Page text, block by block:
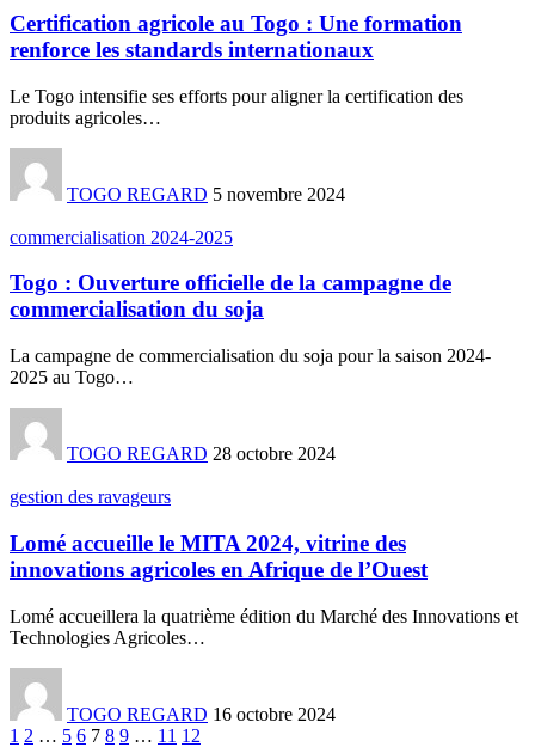
Certification agricole au Togo : Une formation
renforce les standards internationaux
Le Togo intensifie ses efforts pour aligner la certification des
produits agricoles…
TOGO REGARD 5 novembre 2024
commercialisation 2024-2025
Togo : Ouverture officielle de la campagne de
commercialisation du soja
La campagne de commercialisation du soja pour la saison 2024-
2025 au Togo…
TOGO REGARD 28 octobre 2024
gestion des ravageurs
Lomé accueille le MITA 2024, vitrine des
innovations agricoles en Afrique de l’Ouest
Lomé accueillera la quatrième édition du Marché des Innovations et
Technologies Agricoles…
TOGO REGARD 16 octobre 2024
1 2 … 5 6 7 8 9 … 11 12